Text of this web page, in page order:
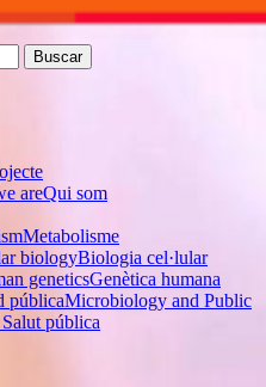
areQui som
Metabolisme
biologyBiologia cel·lular
geneticsGenètica humana
públicaMicrobiology and Public
pública